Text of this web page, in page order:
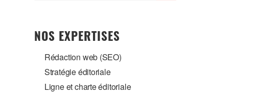
NOS EXPERTISES
Rédaction web (SEO)
Stratégie éditoriale
Ligne et charte éditoriale